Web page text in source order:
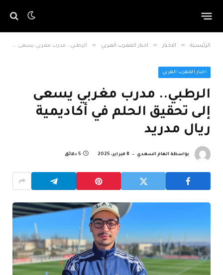
الرئيسية » الاخبار » اخبار المغرب العربي » الرطبي.. مدرب مغربي يسعى إلى تحقيق الحلم في أكاديمية ريال مدريد
اخبار المغرب العربي
الرطبي.. مدرب مغربي يسعى
إلى تحقيق الحلم في أكاديمية
ريال مدريد
بواسطة الهام السعدي 8 فبراير، 2025 5 دقائق